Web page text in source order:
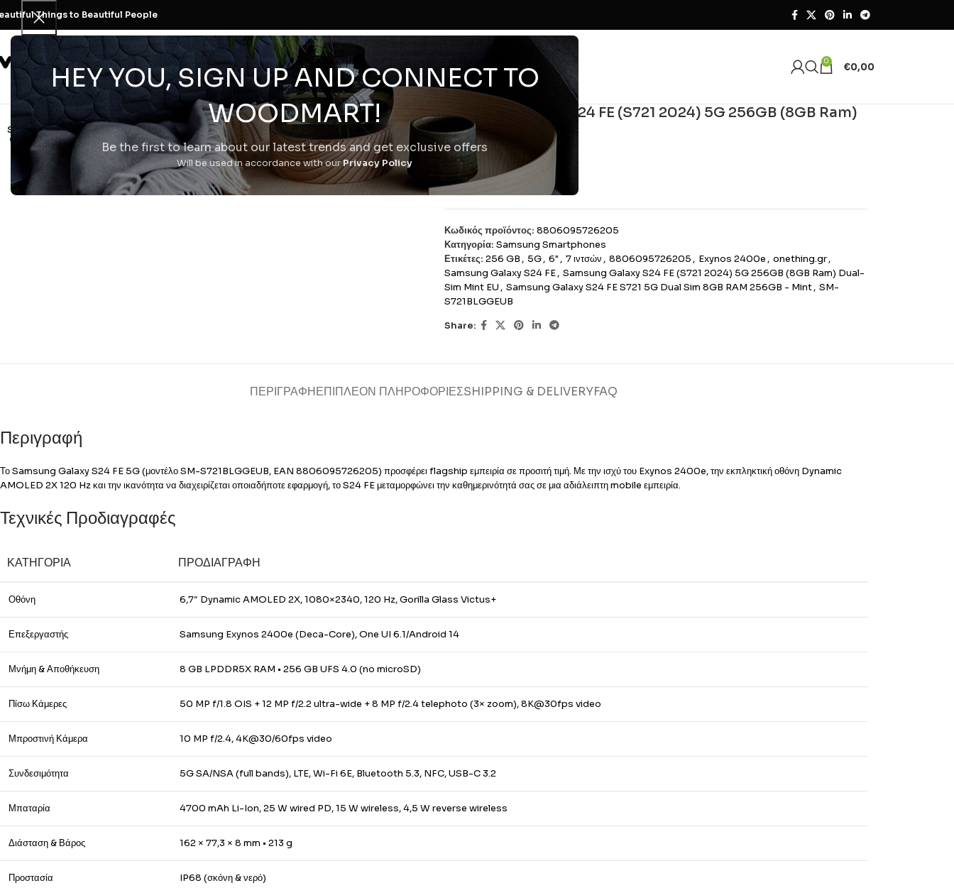
HEY YOU, SIGN UP AND CONNECT TO
WOODMART!
Be the first to learn about our latest trends and get exclusive offers
Will be used in accordance with ourPrivacy Policy
Things to Beautiful People
H Εταιρεία 0 €0,00
SOLD
OUT
Click to enlarge
Samsung Galaxy S24 FE (S721 2024) 5G 256GB (8GB Ram)
Dual-Sim Mint EU
€464,31
Εξαντλημένο
Κωδικός προϊόντος: 8806095726205
Κατηγορία: Samsung Smartphones
Ετικέτες: 256 GB , 5G, 6" , 7 ιντσών , 8806095726205 , Exynos 2400e , onething.gr,
Samsung Galaxy S24 FE, Samsung Galaxy S24 FE (S721 2024) 5G 256GB (8GB Ram) Dual-
Sim Mint EU , Samsung Galaxy S24 FE S721 5G Dual Sim 8GB RAM 256GB - Mint, SM-
S721BLGGEUB
Share:
ΠΕΡΙΓΡΑΦΉΕΠΙΠΛΈΟΝ ΠΛΗΡΟΦΟΡΊΕΣSHIPPING & DELIVERYFAQ
Περιγραφή
Το Samsung Galaxy S24 FE 5G (μοντέλο SM-S721BLGGEUB, EAN 8806095726205) προσφέρει flagship εμπειρία σε προσιτή τιμή. Με την ισχύ του Exynos 2400e, την εκπληκτική οθόνη Dynamic
AMOLED 2X 120 Hz και την ικανότητα να διαχειρίζεται οποιαδήποτε εφαρμογή, το S24 FE μεταμορφώνει την καθημερινότητά σας σε μια αδιάλειπτη mobile εμπειρία.
Τεχνικές Προδιαγραφές
ΚΑΤΗΓΟΡΊΑ ΠΡΟΔΙΑΓΡΑΦΉ
Οθόνη 6,7″ Dynamic AMOLED 2X, 1080×2340, 120 Hz, Gorilla Glass Victus+
Επεξεργαστής Samsung Exynos 2400e (Deca-Core), One UI 6.1/Android 14
Μνήμη & Αποθήκευση 8 GB LPDDR5X RAM • 256 GB UFS 4.0 (no microSD)
Πίσω Κάμερες 50 MP f/1.8 OIS + 12 MP f/2.2 ultra-wide + 8 MP f/2.4 telephoto (3× zoom), 8K@30fps video
Μπροστινή Κάμερα 10 MP f/2.4, 4K@30/60fps video
Συνδεσιμότητα 5G SA/NSA (full bands), LTE, Wi-Fi 6E, Bluetooth 5.3, NFC, USB-C 3.2
Μπαταρία 4700 mAh Li-Ion, 25 W wired PD, 15 W wireless, 4,5 W reverse wireless
Διάσταση & Βάρος 162 × 77,3 × 8 mm • 213 g
Προστασία IP68 (σκόνη & νερό)